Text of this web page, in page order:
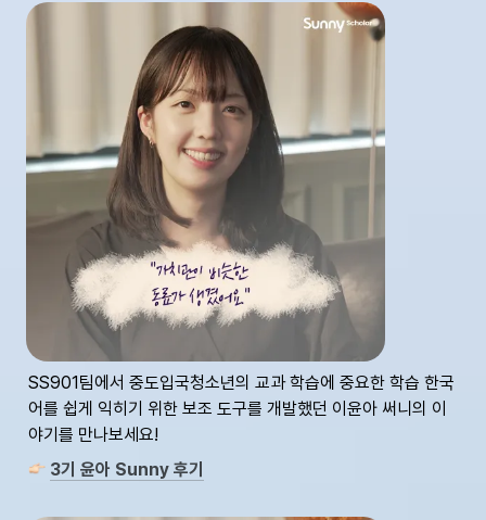
SS901팀에서 중도입국청소년의 교과 학습에 중요한 학습 한국
어를 쉽게 익히기 위한 보조 도구를 개발했던 이윤아 써니의 이
야기를 만나보세요!
3기 윤아 Sunny 후기